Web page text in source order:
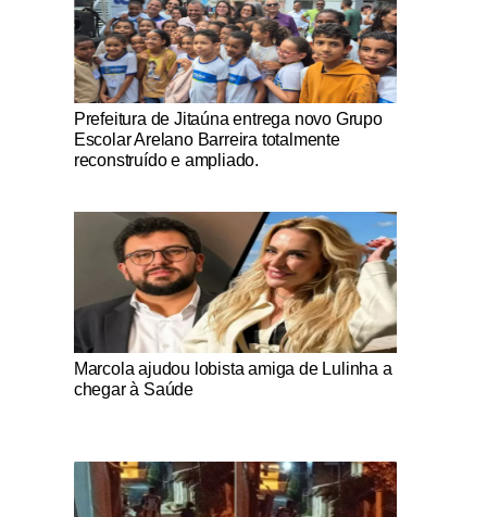
Notícias Católicas
Prefeitura de Jitaúna entrega novo Grupo
Escolar Arelano Barreira totalmente
reconstruído e ampliado.
Notícias Católicas
Marcola ajudou lobista amiga de Lulinha a
chegar à Saúde